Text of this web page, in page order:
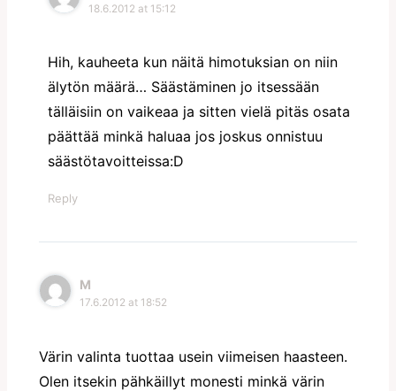
18.6.2012 at 15:12
Hih, kauheeta kun näitä himotuksian on niin
älytön määrä… Säästäminen jo itsessään
tälläisiin on vaikeaa ja sitten vielä pitäs osata
päättää minkä haluaa jos joskus onnistuu
säästötavoitteissa:D
Reply
M
17.6.2012 at 18:52
Värin valinta tuottaa usein viimeisen haasteen.
Olen itsekin pähkäillyt monesti minkä värin